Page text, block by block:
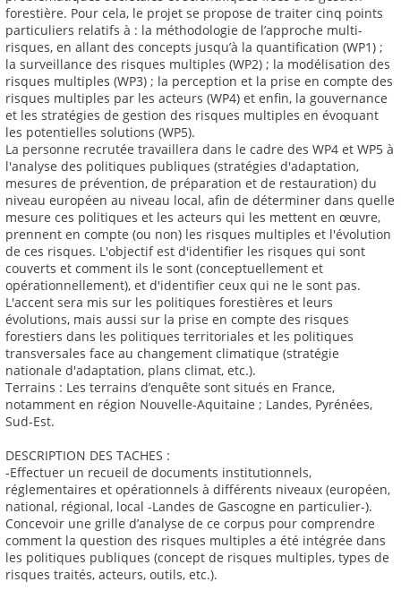
forestière. Pour cela, le projet se propose de traiter cinq points
particuliers relatifs à : la méthodologie de l’approche multi-
risques, en allant des concepts jusqu’à la quantification (WP1) ;
la surveillance des risques multiples (WP2) ; la modélisation des
risques multiples (WP3) ; la perception et la prise en compte des
risques multiples par les acteurs (WP4) et enfin, la gouvernance
et les stratégies de gestion des risques multiples en évoquant
les potentielles solutions (WP5).
La personne recrutée travaillera dans le cadre des WP4 et WP5 à
l'analyse des politiques publiques (stratégies d'adaptation,
mesures de prévention, de préparation et de restauration) du
niveau européen au niveau local, afin de déterminer dans quelle
mesure ces politiques et les acteurs qui les mettent en œuvre,
prennent en compte (ou non) les risques multiples et l'évolution
de ces risques. L'objectif est d'identifier les risques qui sont
couverts et comment ils le sont (conceptuellement et
opérationnellement), et d'identifier ceux qui ne le sont pas.
L'accent sera mis sur les politiques forestières et leurs
évolutions, mais aussi sur la prise en compte des risques
forestiers dans les politiques territoriales et les politiques
transversales face au changement climatique (stratégie
nationale d'adaptation, plans climat, etc.).
Terrains : Les terrains d’enquête sont situés en France,
notamment en région Nouvelle-Aquitaine ; Landes, Pyrénées,
Sud-Est.
DESCRIPTION DES TACHES :
-Effectuer un recueil de documents institutionnels,
réglementaires et opérationnels à différents niveaux (européen,
national, régional, local -Landes de Gascogne en particulier-).
Concevoir une grille d’analyse de ce corpus pour comprendre
comment la question des risques multiples a été intégrée dans
les politiques publiques (concept de risques multiples, types de
risques traités, acteurs, outils, etc.).